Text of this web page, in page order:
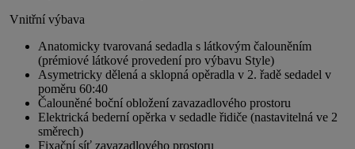
Vnitřní výbava
Anatomicky tvarovaná sedadla s látkovým čalouněním
(prémiové látkové provedení pro výbavu Style)
Asymetricky dělená a sklopná opěradla v 2. řadě sedadel v
poměru 60:40
Čalouněné boční obložení zavazadlového prostoru
Elektrická bederní opěrka v sedadle řidiče (nastavitelná ve 2
směrech)
Fixační síť zavazadlového prostoru